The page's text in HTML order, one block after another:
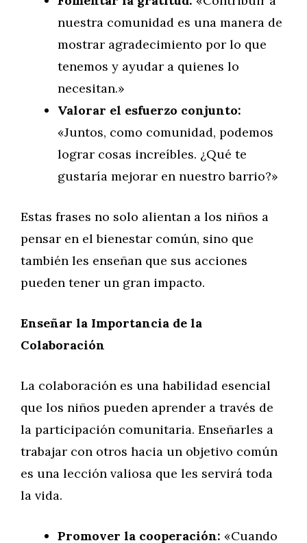
nuestra comunidad es una manera de
mostrar agradecimiento por lo que
tenemos y ayudar a quienes lo
necesitan.»
Valorar el esfuerzo conjunto:
«Juntos, como comunidad, podemos
lograr cosas increíbles. ¿Qué te
gustaría mejorar en nuestro barrio?»
Estas frases no solo alientan a los niños a
pensar en el bienestar común, sino que
también les enseñan que sus acciones
pueden tener un gran impacto.
Enseñar la Importancia de la
Colaboración
La colaboración es una habilidad esencial
que los niños pueden aprender a través de
la participación comunitaria. Enseñarles a
trabajar con otros hacia un objetivo común
es una lección valiosa que les servirá toda
la vida.
Promover la cooperación: «Cuando